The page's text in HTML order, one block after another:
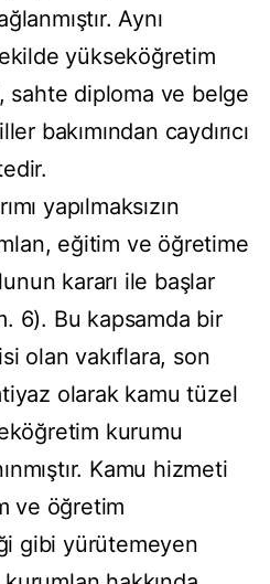
Aynı
yükseköğretim
sahte diploma ve belge
bakımından caydırıcı
yapılmaksızın
eğitim ve öğretime
kararı ile başlar
6). Bu kapsamda bir
olan vakıflara, son
olarak kamu tüzel
kurumu
Kamu hizmeti
ve öğretim
gibi yürütemeyen